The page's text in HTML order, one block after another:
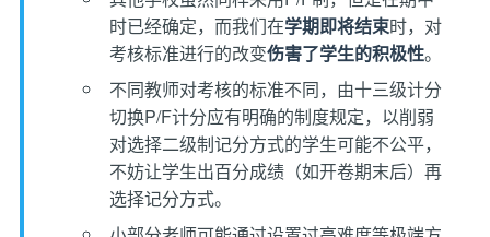
时已经确定，而我们在学期即将结束时，对
考核标准进行的改变伤害了学生的积极性。
不同教师对考核的标准不同，由十三级计分
切换P/F计分应有明确的制度规定，以削弱
对选择二级制记分方式的学生可能不公平，
不妨让学生出百分成绩（如开卷期末后）再
选择记分方式。